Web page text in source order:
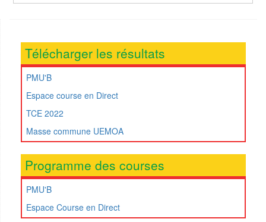
Télécharger les résultats
PMU'B
Espace course en Direct
TCE 2022
Masse commune UEMOA
Programme des courses
PMU'B
Espace Course en Direct